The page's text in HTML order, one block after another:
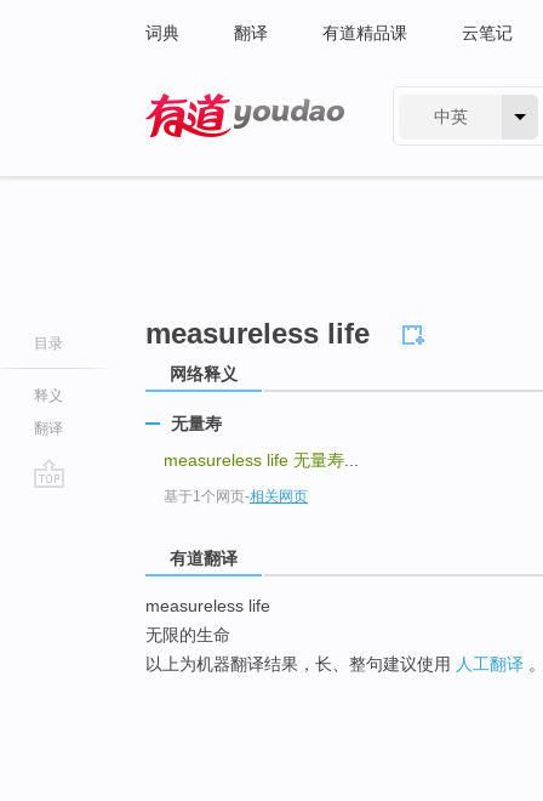
词典 翻译 有道精品课 云笔记
中英
目录
释义
翻译
measureless life
网络释义
无量寿
measureless life 无量寿
基于1个网页-相关网页
有道翻译
measureless life
无限的生命
以上为机器翻译结果，长、整句建议使用 人工翻译